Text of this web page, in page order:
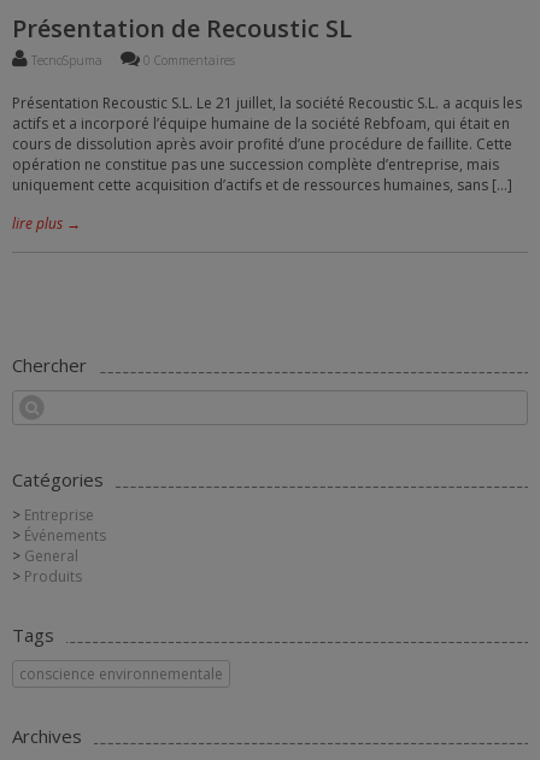
Présentation de Recoustic SL
TecnoSpuma 0 Commentaires
Présentation Recoustic S.L. Le 21 juillet, la société Recoustic S.L. a acquis les
actifs et a incorporé l’équipe humaine de la société Rebfoam, qui était en
cours de dissolution après avoir profité d’une procédure de faillite. Cette
opération ne constitue pas une succession complète d’entreprise, mais
uniquement cette acquisition d’actifs et de ressources humaines, sans […]
lire plus →
Chercher
Catégories
Entreprise
Événements
General
Produits
Tags
conscience environnementale
Archives